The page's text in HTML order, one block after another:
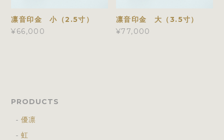
凛音印金 小（2.5寸）
¥66,000
凛音印金 大（3.5寸）
¥77,000
PRODUCTS
優凛
虹